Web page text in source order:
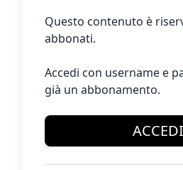
Questo contenuto è
abbonati.
Accedi con username e
già un abbonamento.
ACCEDI